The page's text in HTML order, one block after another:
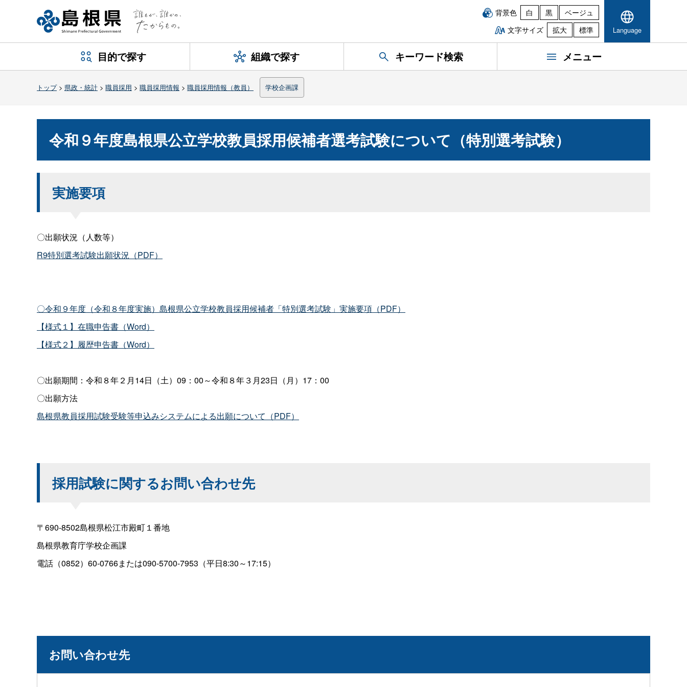
背景色 白 黒
ベージュ
文字サイズ
拡大 標準 Language
目的で探す 組織で探す キーワード検索 メニュー
トップ> 県政・統計 > 職員採用 > 職員採用情報 > 職員採用情報（教員） 学校企画課
令和９年度島根県公立学校教員採用候補者選考試験について（特別選考試験）
実施要項
〇出願状況（人数等）
R9特別選考試験出願状況（PDF）
〇令和９年度（令和８年度実施）島根県公立学校教員採用候補者「特別選考試験」実施要項（PDF）
【様式１】在職申告書（Word）
【様式２】履歴申告書（Word）
〇出願期間：令和８年２月14日（土）09：00～令和８年３月23日（月）17：00
〇出願方法
島根県教員採用試験受験等申込みシステムによる出願について（PDF）
採用試験に関するお問い合わせ先
〒690-8502島根県松江市殿町１番地
島根県教育庁学校企画課
電話（0852）60-0766または090-5700-7953（平日8:30～17:15）
お問い合わせ先